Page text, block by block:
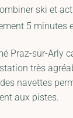
ski et
5 minutes
Praz-sur-Arly
très
navettes
aux pistes.